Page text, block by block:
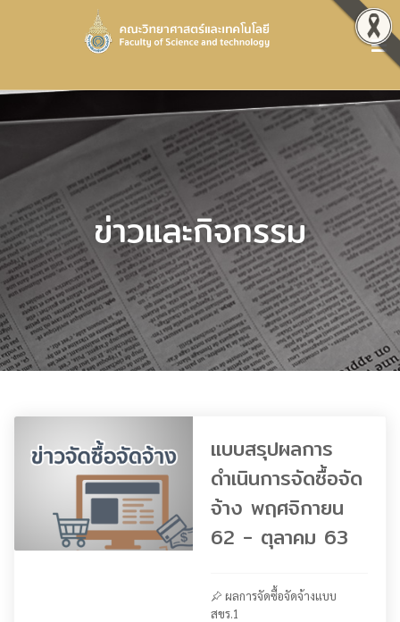
ข่าวและกิจกรรม
แบบสรุปผลการ
ดำเนินการจัดซื้อจัด
จ้าง พฤศจิกายน
62 - ตุลาคม 63
ผลการจัดซื้อจัดจ้างแบบ
สขร.1